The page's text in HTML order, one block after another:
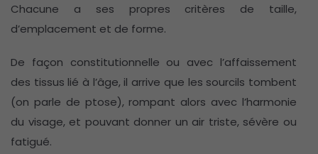
Chacune a ses propres critères de taille,
d’emplacement et de forme.
De façon constitutionnelle ou avec l’affaissement
des tissus lié à l’âge, il arrive que les sourcils tombent
(on parle de ptose), rompant alors avec l’harmonie
du visage, et pouvant donner un air triste, sévère ou
fatigué.